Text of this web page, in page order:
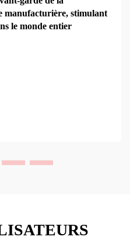
manufacturière, stimulant
le monde entier